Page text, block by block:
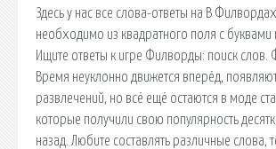
Здесь у нас все слова-ответы на В
необходимо из квадратного поля с буквами
Ищите ответы к игре Филворды: поиск слов.
Время неуклонно движется вперёд,
развлечений, но всё ещё остаются в моде
которые получили свою популярность
назад. Любите составлять различные слова,